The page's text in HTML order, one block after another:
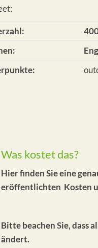
Was kostet das?
Hier finden Sie eine
eröffentlichten Kosten
Bitte beachen Sie, dass
ändert.